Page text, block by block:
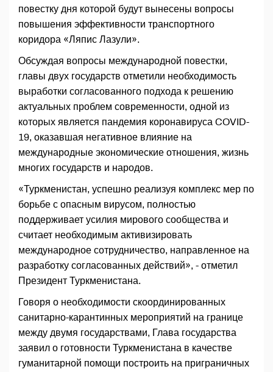
повестку дня которой будут вынесены вопросы
повышения эффективности транспортного
коридора «Ляпис Лазули».
Обсуждая вопросы международной повестки,
главы двух государств отметили необходимость
выработки согласованного подхода к решению
актуальных проблем современности, одной из
которых является пандемия коронавируса COVID-
19, оказавшая негативное влияние на
международные экономические отношения, жизнь
многих государств и народов.
«Туркменистан, успешно реализуя комплекс мер по
борьбе с опасным вирусом, полностью
поддерживает усилия мирового сообщества и
считает необходимым активизировать
международное сотрудничество, направленное на
разработку согласованных действий», - отметил
Президент Туркменистана.
Говоря о необходимости скоординированных
санитарно-карантинных мероприятий на границе
между двумя государствами, Глава государства
заявил о готовности Туркменистана в качестве
гуманитарной помощи построить на приграничных